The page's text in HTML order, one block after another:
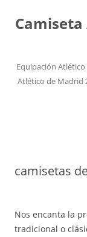
Equipación
Atlético de Madrid
camisetas
Nos encanta la
tradicional o